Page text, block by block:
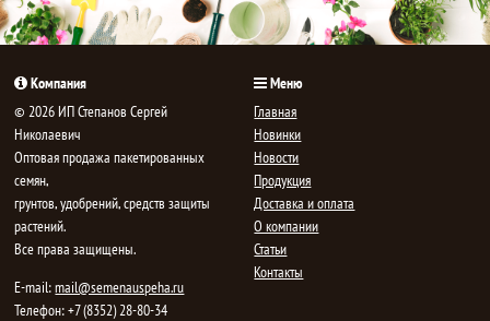
Компания
© 2026 ИП Степанов Сергей
Николаевич
Oптовая продажа пакетированных
семян,
грунтов, удобрений, средств защиты
растений.
Все права защищены.
E-mail:mail@semenauspeha.ru
Телефон: +7 (8352) 28-80-34
Меню
Главная
Новинки
Новости
Продукция
Доставка и оплата
О компании
Статьи
Контакты